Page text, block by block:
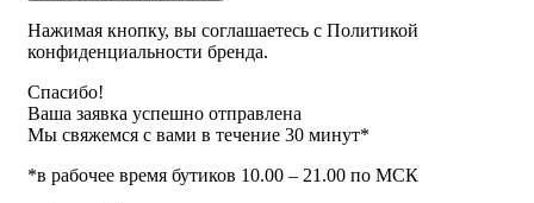
Нажимая кнопку, вы соглашаетесь с Политикой
конфиденциальности бренда.
Спасибо!
Ваша заявка успешно отправлена
Мы свяжемся с вами в течение 30 минут*
*в рабочее время бутиков 10.00 – 21.00 по МСК